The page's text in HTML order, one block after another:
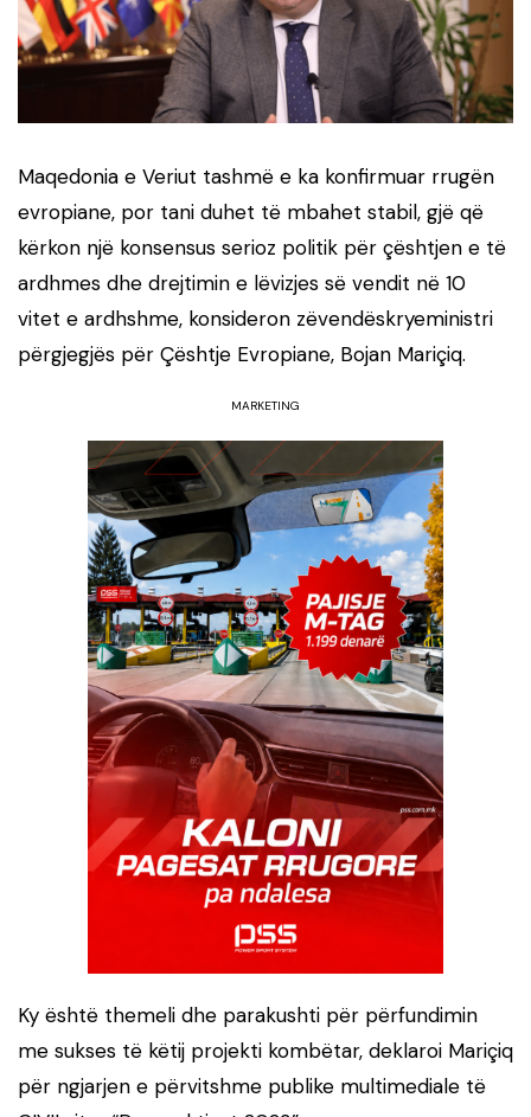
Maqedonia e Veriut tashmë e ka konfirmuar rrugën
evropiane, por tani duhet të mbahet stabil, gjë që
kërkon një konsensus serioz politik për çështjen e të
ardhmes dhe drejtimin e lëvizjes së vendit në 10
vitet e ardhshme, konsideron zëvendëskryeministri
përgjegjës për Çështje Evropiane, Bojan Mariçiq.
MARKETING
Ky është themeli dhe parakushti për përfundimin
me sukses të këtij projekti kombëtar, deklaroi Mariçiq
për ngjarjen e përvitshme publike multimediale të